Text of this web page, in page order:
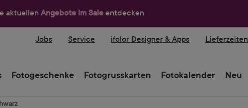
aktuellen Angebote im Sale entdecken
Jobs Service ifolor Designer & Apps Lieferzeiten
Fotogeschenke Fotogrusskarten Fotokalender Neu